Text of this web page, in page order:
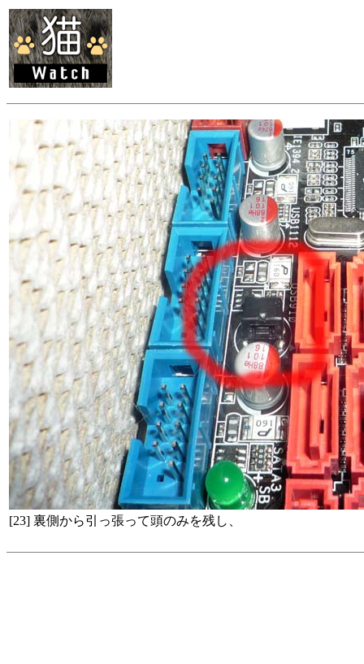
[23] 裏側から引っ張って頭のみを残し、